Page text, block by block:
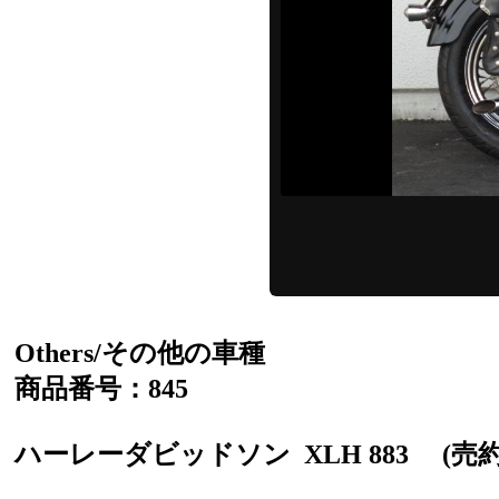
Others/その他の車種
商品番号：845
ハーレーダビッドソン XLH 883 (売